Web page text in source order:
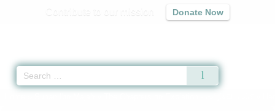
Donate Now